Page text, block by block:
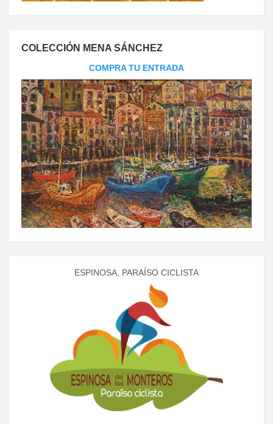
COLECCIÓN MENA SÁNCHEZ
COMPRA TU ENTRADA
ESPINOSA, PARAÍSO CICLISTA